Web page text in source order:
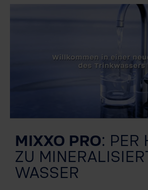
MIXXO PRO: PER
ZU
WASSER